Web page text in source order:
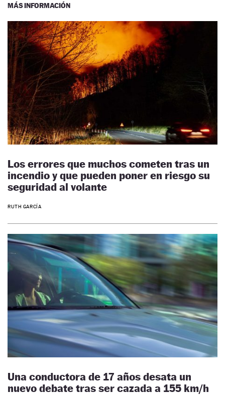
MÁS INFORMACIÓN
Los errores que muchos cometen tras un
incendio y que pueden poner en riesgo su
seguridad al volante
RUTH GARCÍA
Una conductora de 17 años desata un
nuevo debate tras ser cazada a 155 km/h